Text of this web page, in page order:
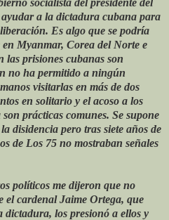
a la dictadura cubana para
Es algo que se podría
Myanmar, Corea del Norte e
las prisiones cubanas son
no ha permitido a ningún
visitarlas en más de dos
en solitario y el acoso a los
prácticas comunes. Se supone
disidencia pero tras siete años de
de Los 75 no mostraban señales
políticos me dijeron que no
el cardenal Jaime Ortega, que
los presionó a ellos y